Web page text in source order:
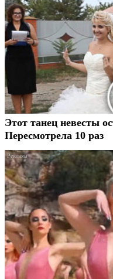
Этот танец невесты
Пересмотрела 10 раз